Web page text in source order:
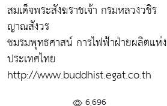
สมเด็จพระสังฆราชเจ้า กรมหลวงวชิร
ญาณสังวร
ชมรมพุทธศาสน์ การไฟฟ้าฝ่ายผลิตแห่ง
ประเทศไทย
http://www.buddhist.egat.co.th
6,696